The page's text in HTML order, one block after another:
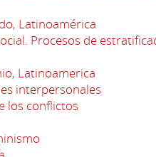
Latinoamérica
Procesos de
Latinoamerica
interpersonales
los conflictos